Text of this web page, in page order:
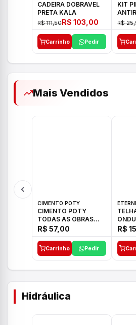
CADEIRA DOBRAVEL
PRETA KALA
R$ 111,50R$ 103,00
Carrinho Pedir
KIT
R$
Mais Vendidos
CIMENTO POTY
CIMENTO POTY
TODAS AS OBRAS
50KG CP-II F/32
R$ 57,00
Carrinho Pedir
R$
Hidráulica